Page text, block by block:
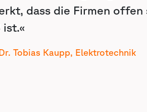
dass die Firmen
ist.«
Tobias Kaupp, Elektrotechnik